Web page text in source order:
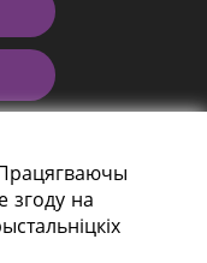
згоду на